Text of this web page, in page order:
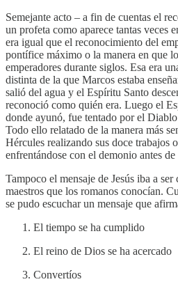
Semejante acto – a fin de cuentas el
un profeta como aparece tantas veces
era igual que el reconocimiento del
pontífice máximo o la manera en que
emperadores durante siglos. Esa era
distinta de la que Marcos estaba
salió del agua y el Espíritu Santo
reconoció como quién era. Luego el
donde ayunó, fue tentado por el
Todo ello relatado de la manera más
Hércules realizando sus doce trabajos
enfrentándose con el demonio antes
Tampoco el mensaje de Jesús iba a
maestros que los romanos conocían.
se pudo escuchar un mensaje que
El tiempo se ha cumplido
El reino de Dios se ha acercado
Convertíos